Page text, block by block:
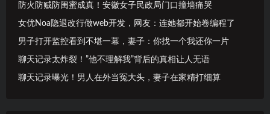
防火防贼防闺蜜成真！安徽女子民政局门口撞墙痛哭
女优Noa隐退改行做web开发，网友：连她都开始卷编程了
男子打开监控看到不堪一幕，妻子：你找一个我还你一片
聊天记录太炸裂！”他不理解我”背后的真相让人无语
聊天记录曝光！男人在外当冤大头，妻子在家精打细算